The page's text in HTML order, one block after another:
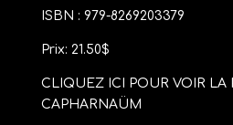
ISBN : 979-8269203379
Prix: 21.50$
CLIQUEZ ICI POUR VOIR LA
CAPHARNAÜM